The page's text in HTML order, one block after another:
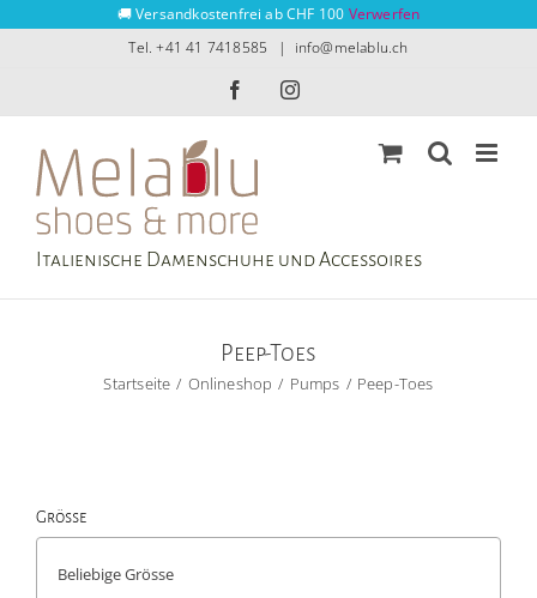
🚚 Versandkostenfrei ab CHF 100 Verwerfen
Tel. +41 41 7418585 | info@melablu.ch
FacebookInstagram
Italienische Damenschuhe und Accessoires
Peep-Toes
Startseite Onlineshop Pumps Peep-Toes
Grösse